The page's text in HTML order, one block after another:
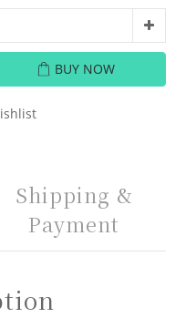
BUY NOW
Shipping &
Payment